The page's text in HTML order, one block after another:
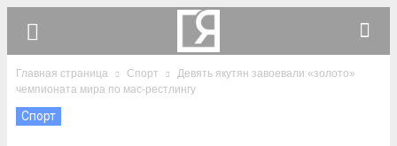
Главная страница Спорт
Девять якутян завоевали «золото»
чемпионата мира по мас-рестлингу
Спорт